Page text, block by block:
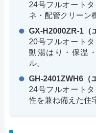
24号フルオート
ネ・配管クリーン
GX-H2000ZR-1（
20号フルオート
動湯はり・保温
ル。
GH-2401ZWH6（
24号フルオート
性を兼ね備えた住